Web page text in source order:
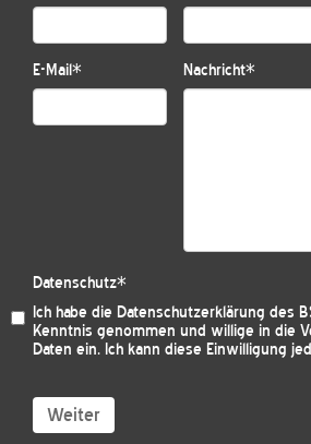
E-Mail* Nachricht*
Datenschutz*
Ich habe die Datenschutzerklärung des
Kenntnis genommen und willige in die
Daten ein. Ich kann diese Einwilligung
Weiter